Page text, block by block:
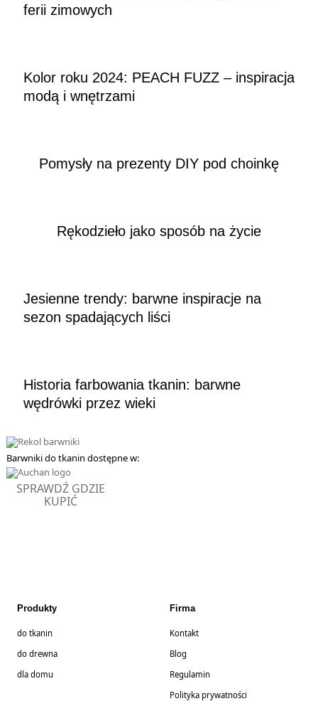
ferii zimowych
Kolor roku 2024: PEACH FUZZ – inspiracja
modą i wnętrzami
Pomysły na prezenty DIY pod choinkę
Rękodzieło jako sposób na życie
Jesienne trendy: barwne inspiracje na
sezon spadających liści
Historia farbowania tkanin: barwne
wędrówki przez wieki
Barwniki do tkanin dostępne w:
SPRAWDŹ GDZIE
KUPIĆ
Produkty
do tkanin
do drewna
dla domu
Firma
Kontakt
Blog
Regulamin
Polityka prywatności